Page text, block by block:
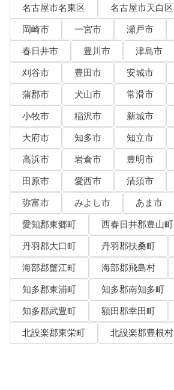
名古屋市名東区
名古屋市天白区
岡崎市
一宮市 瀬戸市
春日井市
豊川市 津島市
刈谷市
豊田市 安城市
蒲郡市
犬山市 常滑市
小牧市
稲沢市 新城市
大府市
知多市 知立市
高浜市
岩倉市 豊明市
田原市
愛西市 清須市
弥富市
みよし市 あま市
愛知郡東郷町
西春日井郡豊山町
丹羽郡大口町
丹羽郡扶桑町
海部郡蟹江町
海部郡飛島村
知多郡東浦町
知多郡南知多町
知多郡武豊町
額田郡幸田町
北設楽郡東栄町
北設楽郡豊根村